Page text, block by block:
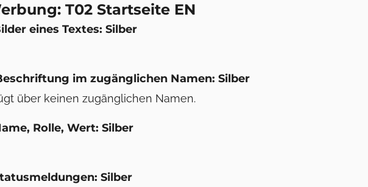
T02 Startseite EN
eines Textes: Silber
im zugänglichen Namen: Silber
über keinen zugänglichen Namen.
Rolle, Wert: Silber
Silber